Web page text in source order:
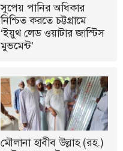
সুপেয় পানির অধিকার
নিশ্চিত করতে চট্টগ্রামে
‘ইয়ুথ লেড ওয়াটার জাস্টিস
মুভমেন্ট’
মৌলানা হাবীব উল্লাহ (রহ.)